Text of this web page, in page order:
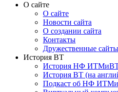
О сайте
О сайте
Новости сайта
О создании сайта
Контакты
Дружественные сайты
История ВТ
История НФ
История ВТ (на
Подкаст об НФ